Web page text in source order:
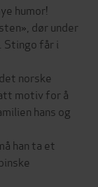
humor!
dør under
Stingo får i
norske
motiv for å
hans og
han ta et